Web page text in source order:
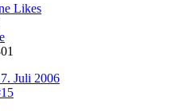
Likes
Juli 2006